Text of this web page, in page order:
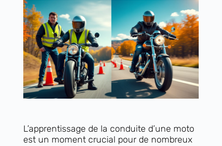
L’apprentissage de la conduite d’une moto
est un moment crucial pour de nombreux